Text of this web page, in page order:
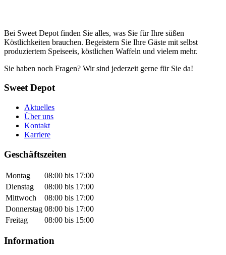
Bei Sweet Depot finden Sie alles, was Sie für Ihre süßen
Köstlichkeiten brauchen. Begeistern Sie Ihre Gäste mit selbst
produziertem Speiseeis, köstlichen Waffeln und vielem mehr.
Sie haben noch Fragen? Wir sind jederzeit gerne für Sie da!
Sweet Depot
Aktuelles
Über uns
Kontakt
Karriere
Geschäftszeiten
Montag
08:00 bis 17:00
Dienstag
08:00 bis 17:00
Mittwoch
08:00 bis 17:00
Donnerstag 08:00 bis 17:00
Freitag
08:00 bis 15:00
Information